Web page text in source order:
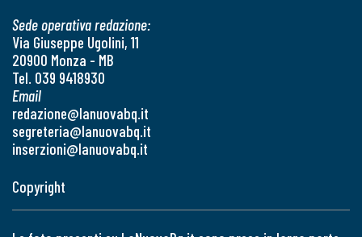
Sede operativa redazione:
Via Giuseppe Ugolini, 11
20900 Monza - MB
Tel. 039 9418930
Email
redazione@lanuovabq.it
segreteria@lanuovabq.it
inserzioni@lanuovabq.it
Copyright